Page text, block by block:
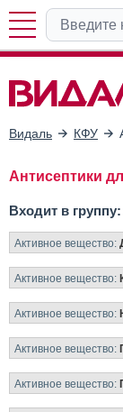
Видаль КФУ
Антисептики
Входит в группу:
Активное вещество:
Активное вещество:
Активное вещество:
Активное вещество:
Активное вещество: